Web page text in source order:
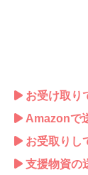
お受け取り
Amazonで
お受取りし
支援物資の